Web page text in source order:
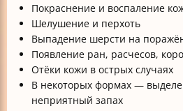
Покраснение и воспаление
Шелушение и перхоть
Выпадение шерсти на
Появление ран, расчесов,
Отёки кожи в острых случаях
В некоторых формах —
неприятный запах